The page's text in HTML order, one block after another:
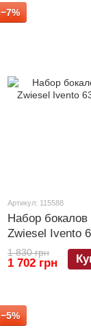
−7%
Артикул: 115588
Набор бокалов
Zwiesel Ivento
1 830 грн
1 702 грн
−5%